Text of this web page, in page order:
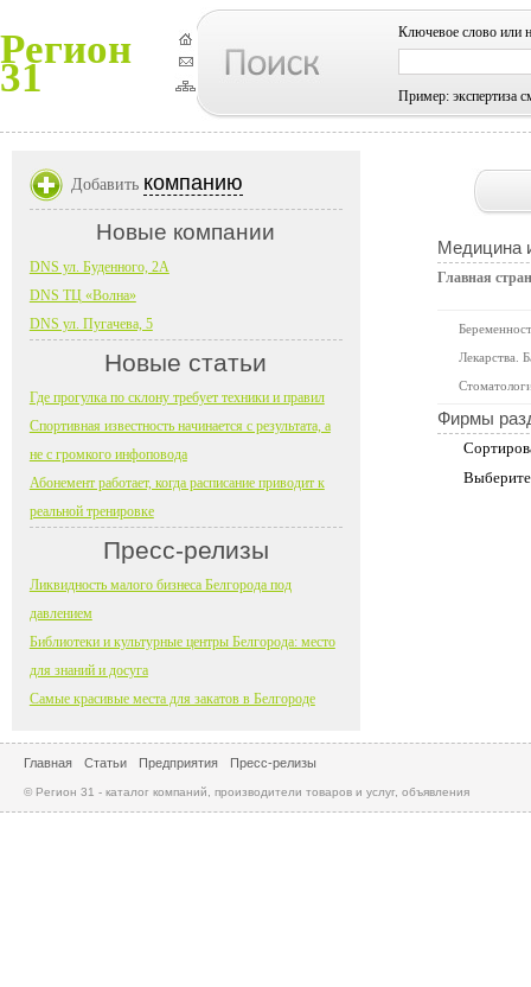
Регион
31
Ключевое слово или
Пример: экспертиза
Медицина
Главная
Лекарства.
Фирмы
Добавить компанию
Новые компании
DNS ул. Буденного, 2А
DNS ТЦ «Волна»
DNS ул. Пугачева, 5
Новые статьи
Где прогулка по склону требует техники и правил
Спортивная известность начинается с результата, а
не с громкого инфоповода
Абонемент работает, когда расписание приводит к
реальной тренировке
Пресс-релизы
Ликвидность малого бизнеса Белгорода под
давлением
Библиотеки и культурные центры Белгорода: место
для знаний и досуга
Самые красивые места для закатов в Белгороде
Главная Статьи Предприятия Пресс-релизы
© Регион 31 - каталог компаний, производители товаров и услуг, объявления